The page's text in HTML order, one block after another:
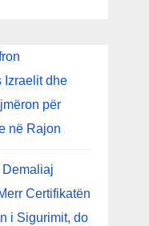
Izraelit dhe
për
në Rajon
Demaliaj
Certifikatën
i Sigurimit, do